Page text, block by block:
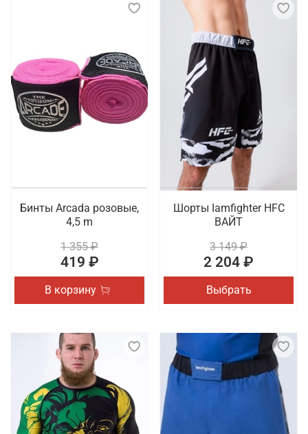
Бинты Arcada розовые,
4,5 m
1 355 ₽
419 ₽
В корзину
Шорты Iamfighter HFC
ВАЙТ
3 149 ₽
2 204 ₽
Выбрать